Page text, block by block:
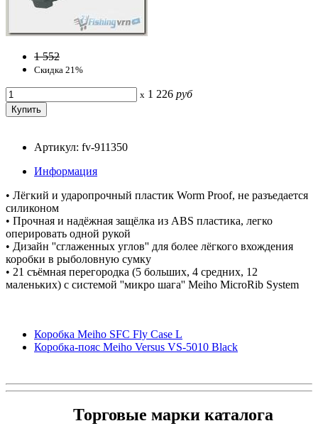
1 552
Скидка 21%
x 1 226 руб
Артикул: fv-911350
Информация
• Лёгкий и ударопрочный пластик Worm Proof, не разъедается
силиконом
• Прочная и надёжная защёлка из ABS пластика, легко
оперировать одной рукой
• Дизайн ''сглаженных углов'' для более лёгкого вхождения
коробки в рыболовную сумку
• 21 съёмная перегородка (5 больших, 4 средних, 12
маленьких) с системой ''микро шага'' Meiho MicroRib System
Коробка Meiho SFC Fly Case L
Коробка-пояс Meiho Versus VS-5010 Black
Торговые марки каталога